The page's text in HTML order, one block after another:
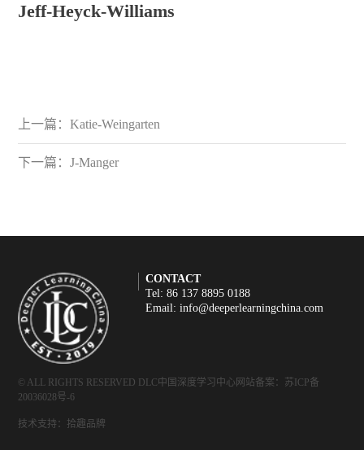
Jeff-Heyck-Williams
上一篇：Katie-Weingarten
下一篇：J-Manger
CONTACT
Tel: 86 137 8895 0188
Email: info@deeperlearningchina.com
© ALL RIGHTS RESERVED DLC中国深度学习中心 网站备案：苏ICP备
20036028号-6
技术支持：拾趣品牌